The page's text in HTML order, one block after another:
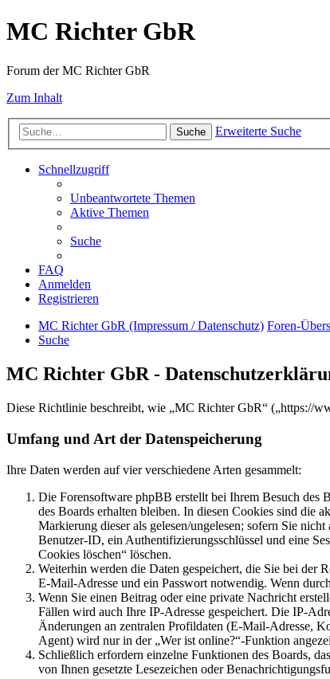
MC Richter GbR
Forum der MC Richter GbR
Zum Inhalt
Suche Erweiterte Suche
Schnellzugriff
Unbeantwortete Themen
Aktive Themen
Suche
FAQ
Anmelden
Registrieren
MC Richter GbR (Impressum / Datenschutz) Foren-
Suche
MC Richter GbR -
Diese Richtlinie beschreibt, wie „MC Richter GbR“ („https://
Umfang und Art der Datenspeicherung
Ihre Daten werden auf vier verschiedene Arten gesammelt:
Die Forensoftware phpBB erstellt bei Ihrem Besuch des
des Boards erhalten bleiben. In diesen Cookies sind die
Markierung dieser als gelesen/ungelesen; sofern Sie
Benutzer-ID, ein Authentifizierungsschlüssel und eine
Cookies löschen“ löschen.
Weiterhin werden die Daten gespeichert, die Sie bei der
E-Mail-Adresse und ein Passwort notwendig. Wenn
Wenn Sie einen Beitrag oder eine private Nachricht
Fällen wird auch Ihre IP-Adresse gespeichert. Die IP-
Änderungen an zentralen Profildaten (E-Mail-Adresse,
Agent) wird nur in der „Wer ist online?“-Funktion
Schließlich erfordern einzelne Funktionen des Boards,
von Ihnen gesetzte Lesezeichen oder